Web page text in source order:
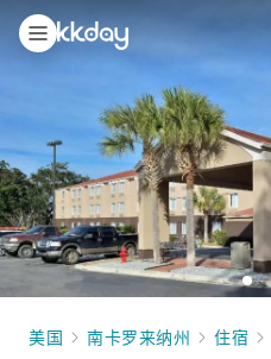
美国 南卡罗来纳州 住宿